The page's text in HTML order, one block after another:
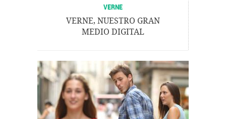
VERNE
VERNE, NUESTRO GRAN
MEDIO DIGITAL